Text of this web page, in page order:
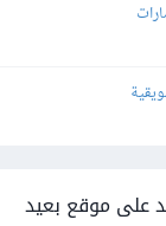
على موقع بعيد